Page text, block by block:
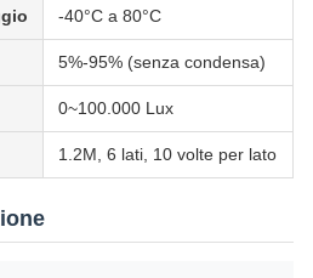
-40°C a 80°C
5%-95% (senza condensa)
0~100.000 Lux
1.2M, 6 lati, 10 volte per lato